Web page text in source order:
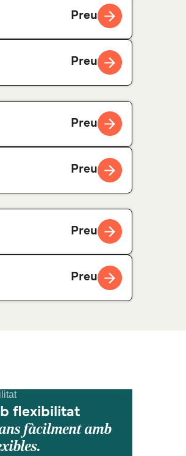
Preu
Preu
Preu
Preu
Preu
Preu
flexibilitat
fàcilment amb